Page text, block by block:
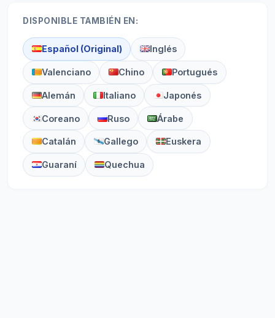
DISPONIBLE TAMBIÉN EN:
Español (Original) Inglés
Valenciano Chino Portugués
Alemán Italiano Japonés
Coreano Ruso Árabe
Catalán Gallego Euskera
Guaraní Quechua